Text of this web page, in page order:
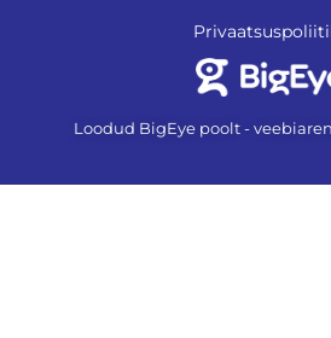
Loodud BigEye poolt -